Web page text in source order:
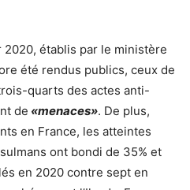
établis par le ministère
été rendus publics, ceux de
quarts des actes anti-
de «menaces». De plus,
en France, les atteintes
ont bondi de 35% et
en 2020 contre sept en